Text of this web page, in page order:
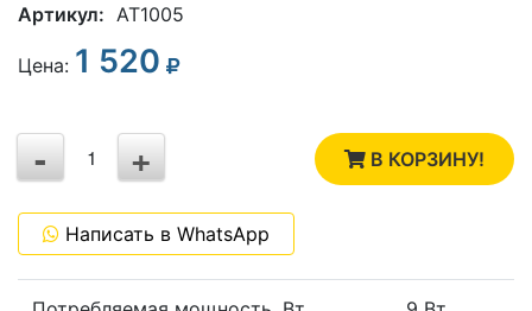
Артикул: AT1005
Цена: 1 520
1
-1
+
- В КОРЗИНУ!
Написать в WhatsApp